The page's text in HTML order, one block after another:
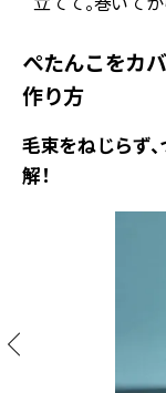
ぺたんこをカ
作り方
毛束をねじらず
解！